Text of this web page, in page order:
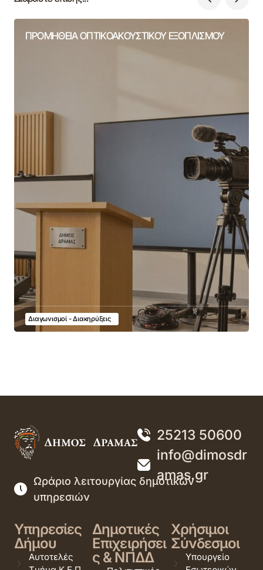
ΠΡΟΜΗΘΕΙΑ ΟΠΤΙΚΟΑΚΟΥΣΤΙΚΟΥ ΕΞΟΠΛΙΣΜΟΥ
Διαγωνισμοί - Διακηρύξεις
25213 50600
info@dimosdr
amas.gr
Ωράριο λειτουργίας δημοτικών
υπηρεσιών
Υπηρεσίες
Δήμου
Αυτοτελές
Δημοτικές
Επιχειρήσει
ς & ΝΠΔΔ
Χρήσιμοι
Σύνδεσμοι
Υπουργείο